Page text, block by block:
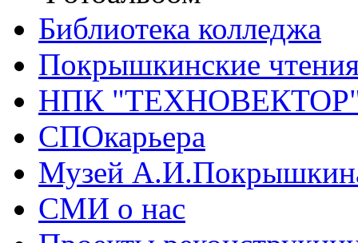
Библиотека колледжа
Покрышкинские
НПК
СПОкарьера
Музей
СМИ о нас